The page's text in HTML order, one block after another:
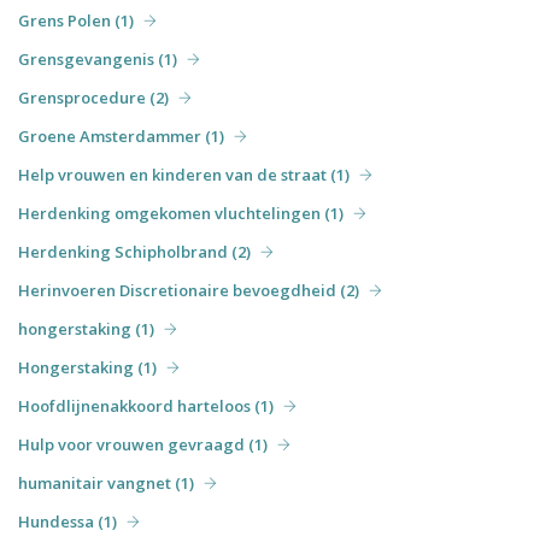
Grens Polen (1)
Grensgevangenis (1)
Grensprocedure (2)
Groene Amsterdammer (1)
Help vrouwen en kinderen van de straat (1)
Herdenking omgekomen vluchtelingen (1)
Herdenking Schipholbrand (2)
Herinvoeren Discretionaire bevoegdheid (2)
hongerstaking (1)
Hongerstaking (1)
Hoofdlijnenakkoord harteloos (1)
Hulp voor vrouwen gevraagd (1)
humanitair vangnet (1)
Hundessa (1)